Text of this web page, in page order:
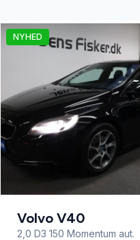
Fartpilot
Læderrat
Nøglefri betjening
NYHED
Volvo V40
2,0 D3 150 Momentum aut.